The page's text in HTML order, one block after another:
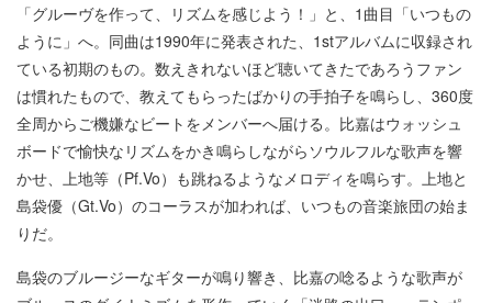
「グルーヴを作って、リズムを感じよう！」と、1曲目「いつもの
ように」へ。同曲は1990年に発表された、1stアルバムに収録され
ている初期のもの。数えきれないほど聴いてきたであろうファン
は慣れたもので、教えてもらったばかりの手拍子を鳴らし、360度
全周からご機嫌なビートをメンバーへ届ける。比嘉はウォッシュ
ボードで愉快なリズムをかき鳴らしながらソウルフルな歌声を響
かせ、上地等（Pf.Vo）も跳ねるようなメロディを鳴らす。上地と
島袋優（Gt.Vo）のコーラスが加われば、いつもの音楽旅団の始ま
りだ。
島袋のブルージーなギターが鳴り響き、比嘉の唸るような歌声が